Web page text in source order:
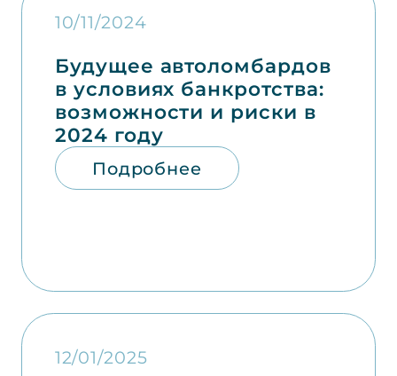
10/11/2024
Будущее автоломбардов
в условиях банкротства:
возможности и риски в
2024 году
Подробнее
12/01/2025